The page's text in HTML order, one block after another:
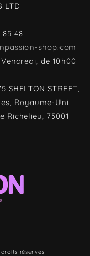
LTD
48
shop.com
de 10h00
SHELTON STREET,
Royaume-Uni
Richelieu, 75001
réservés